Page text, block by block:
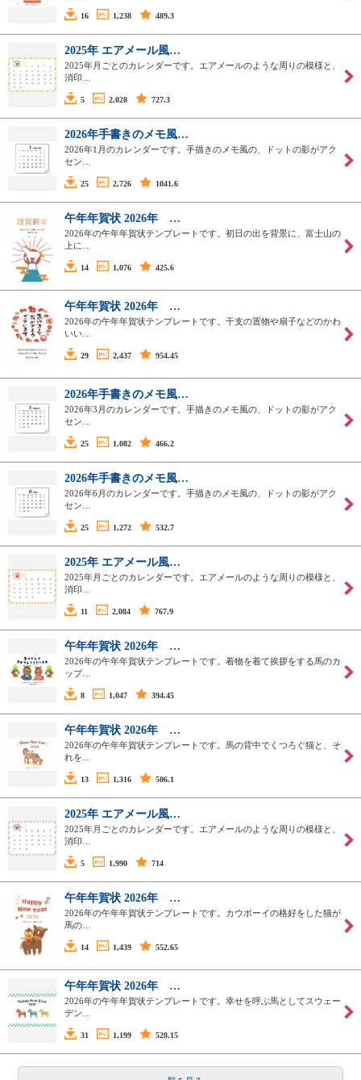
16 1,238 489.3
2025年 エアメール風…
2025年月ごとのカレンダーです。エアメールのような周りの模様と、
消印…
5 2,028 727.3
2026年手書きのメモ風…
2026年1月のカレンダーです。手描きのメモ風の、ドットの影がアク
セン…
25 2,726 1041.6
午年年賀状 2026年 …
2026年の午年年賀状テンプレートです。初日の出を背景に、富士山の
上に…
14 1,076 425.6
午年年賀状 2026年 …
2026年の午年年賀状テンプレートです。干支の置物や扇子などのかわ
いい…
29 2,437 954.45
2026年手書きのメモ風…
2026年3月のカレンダーです。手描きのメモ風の、ドットの影がアク
セン…
25 1,082 466.2
2026年手書きのメモ風…
2026年6月のカレンダーです。手描きのメモ風の、ドットの影がアク
セン…
25 1,272 532.7
2025年 エアメール風…
2025年月ごとのカレンダーです。エアメールのような周りの模様と、
消印…
11 2,084 767.9
午年年賀状 2026年 …
2026年の午年年賀状テンプレートです。着物を着て挨拶をする馬のカ
ップ…
8 1,047 394.45
午年年賀状 2026年 …
2026年の午年年賀状テンプレートです。馬の背中でくつろぐ猫と、そ
れを…
13 1,316 506.1
2025年 エアメール風…
2025年月ごとのカレンダーです。エアメールのような周りの模様と、
消印…
5 1,990 714
午年年賀状 2026年 …
2026年の午年年賀状テンプレートです。カウボーイの格好をした猫が
馬の…
14 1,439 552.65
午年年賀状 2026年 …
2026年の午年年賀状テンプレートです。幸せを呼ぶ馬としてスウェー
デン…
31 1,199 528.15